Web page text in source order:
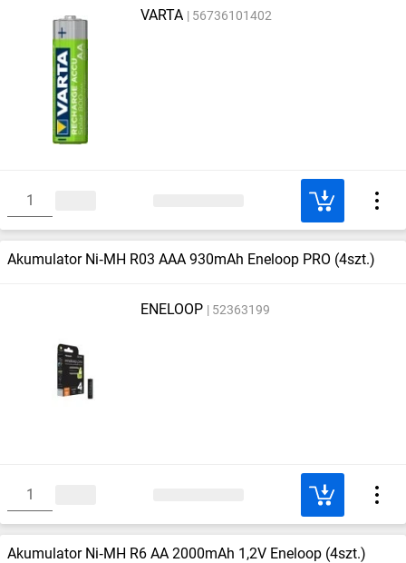
VARTA 56736101402
Akumulator Ni‑MH R03 AAA 930mAh Eneloop PRO (4szt.)
ENELOOP 52363199
Akumulator Ni‑MH R6 AA 2000mAh 1,2V Eneloop (4szt.)